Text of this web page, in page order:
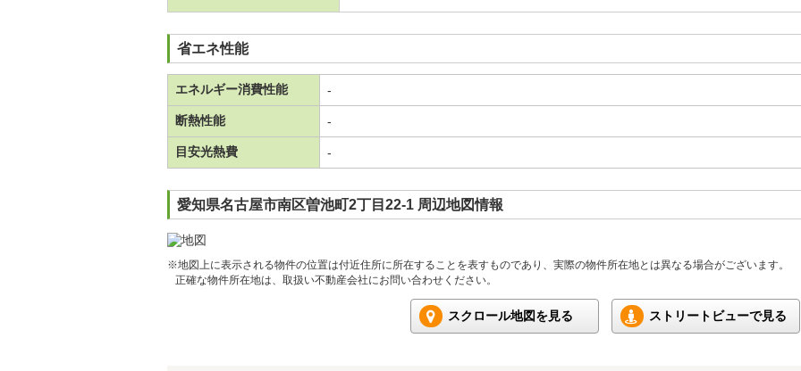
省エネ性能
エネルギー消費性能 -
断熱性能 -
目安光熱費 -
愛知県名古屋市南区曽池町2丁目22-1 周辺地図情報
※地図上に表示される物件の位置は付近住所に所在することを表すものであり、実際の物件所在地とは異なる場合がございます。
正確な物件所在地は、取扱い不動産会社にお問い合わせください。
スクロール地図を見る ストリートビューで見る